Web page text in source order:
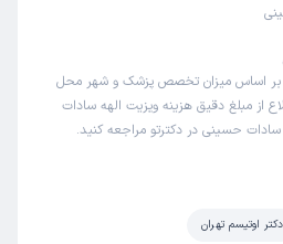
بر اساس میزان تخصص پزشک و شهر محل
از مبلغ دقیق هزینه ویزیت الهه سادات
حسینی در دکترتو مراجعه کنید.
دکتر اوتیسم تهران